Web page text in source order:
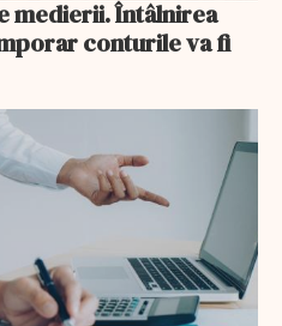
medierii. Întâlnirea
conturile va fi